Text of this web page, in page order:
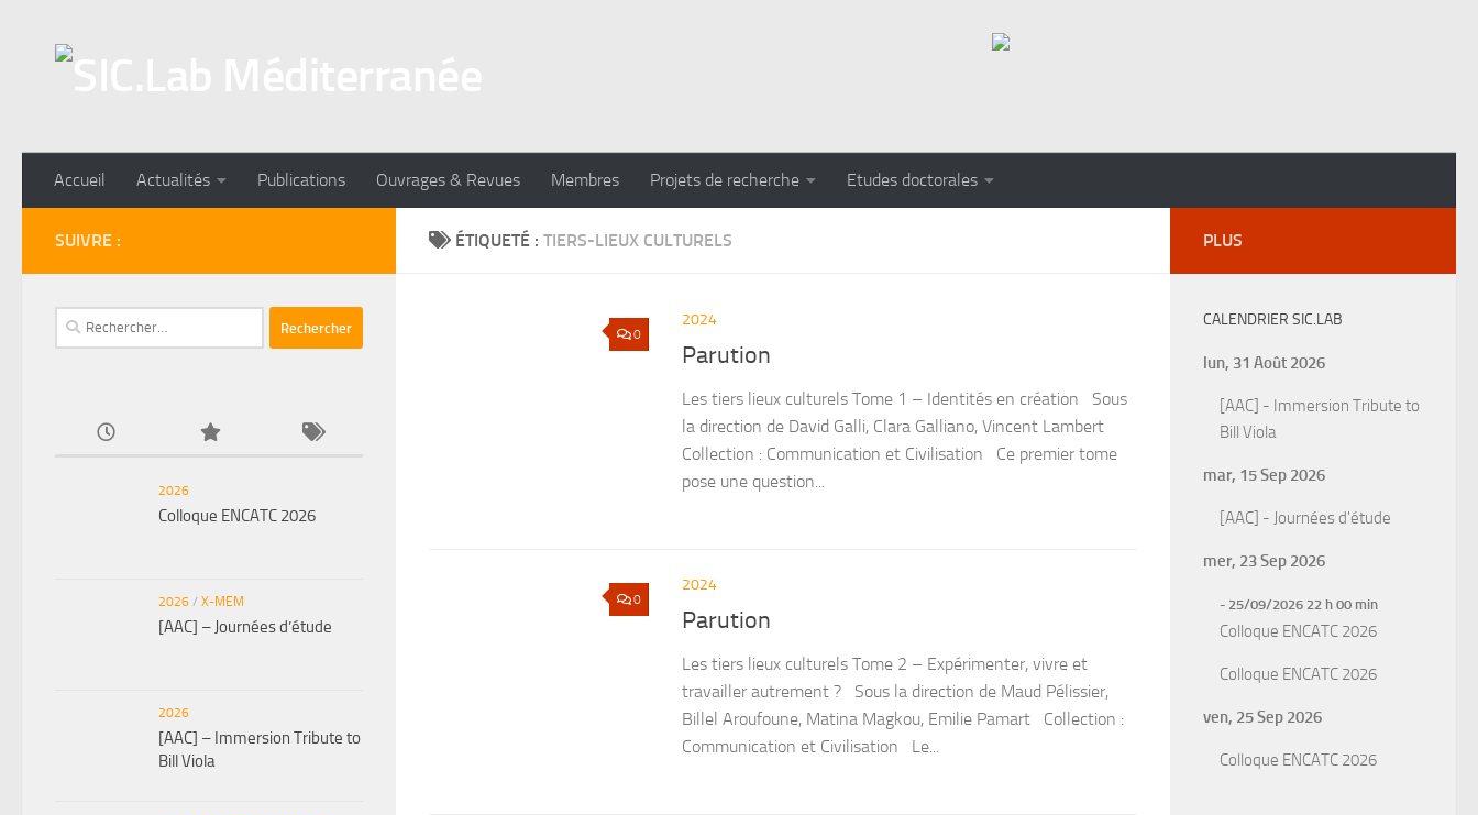
Accueil Actualités Publications Ouvrages & Revues Membres Projets de recherche Etudes doctorales
ÉTIQUETÉ : TIERS-LIEUX CULTURELS
0
2024
Parution
Les tiers lieux culturels Tome 1 – Identités en création Sous
la direction de David Galli, Clara Galliano, Vincent Lambert
Collection : Communication et Civilisation Ce premier tome
pose une question...
0
2024
Parution
Les tiers lieux culturels Tome 2 – Expérimenter, vivre et
travailler autrement ? Sous la direction de Maud Pélissier,
Billel Aroufoune, Matina Magkou, Emilie Pamart Collection :
Communication et Civilisation Le...
SUIVRE :
Rechercher :
2026
Colloque ENCATC 2026
2026 / X-MEM
[AAC] – Journées d’étude
2026
[AAC] – Immersion Tribute to
Bill Viola
PLUS
CALENDRIER SIC.LAB
lun, 31 Août 2026
[AAC] - Immersion Tribute to
Bill Viola
mar, 15 Sep 2026
[AAC] - Journées d'étude
mer, 23 Sep 2026
- 25/09/2026 22 h 00 min
Colloque ENCATC 2026
Colloque ENCATC 2026
ven, 25 Sep 2026
Colloque ENCATC 2026